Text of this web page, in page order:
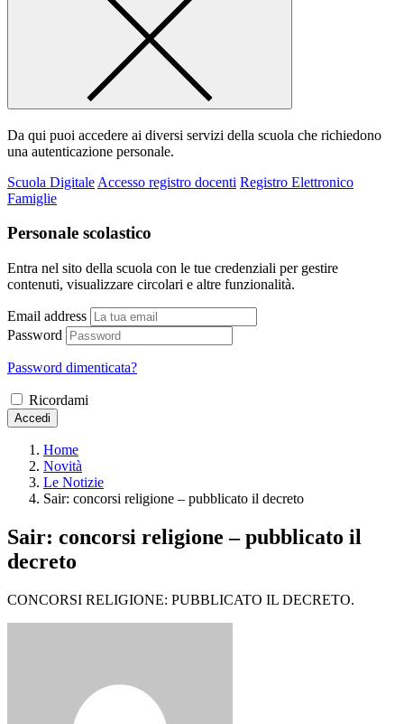
Da qui puoi accedere ai diversi servizi della scuola che richiedono
una autenticazione personale.
Scuola Digitale Accesso registro docenti Registro Elettronico
Famiglie
Personale scolastico
Entra nel sito della scuola con le tue credenziali per gestire
contenuti, visualizzare circolari e altre funzionalità.
Email address
Password
Password dimenticata?
Ricordami
Accedi
Home
Novità
Le Notizie
Sair: concorsi religione – pubblicato il decreto
Sair: concorsi religione – pubblicato il
decreto
CONCORSI RELIGIONE: PUBBLICATO IL DECRETO.